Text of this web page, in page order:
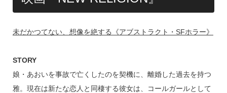
未だかつてない、想像を絶する《アブストラクト・SFホラー》
STORY
娘・あおいを事故で亡くしたのを契機に、離婚した過去を持つ
雅。現在は新たな恋人と同棲する彼女は、コールガールとして